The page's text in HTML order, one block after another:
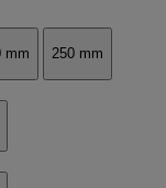
mm 250 mm